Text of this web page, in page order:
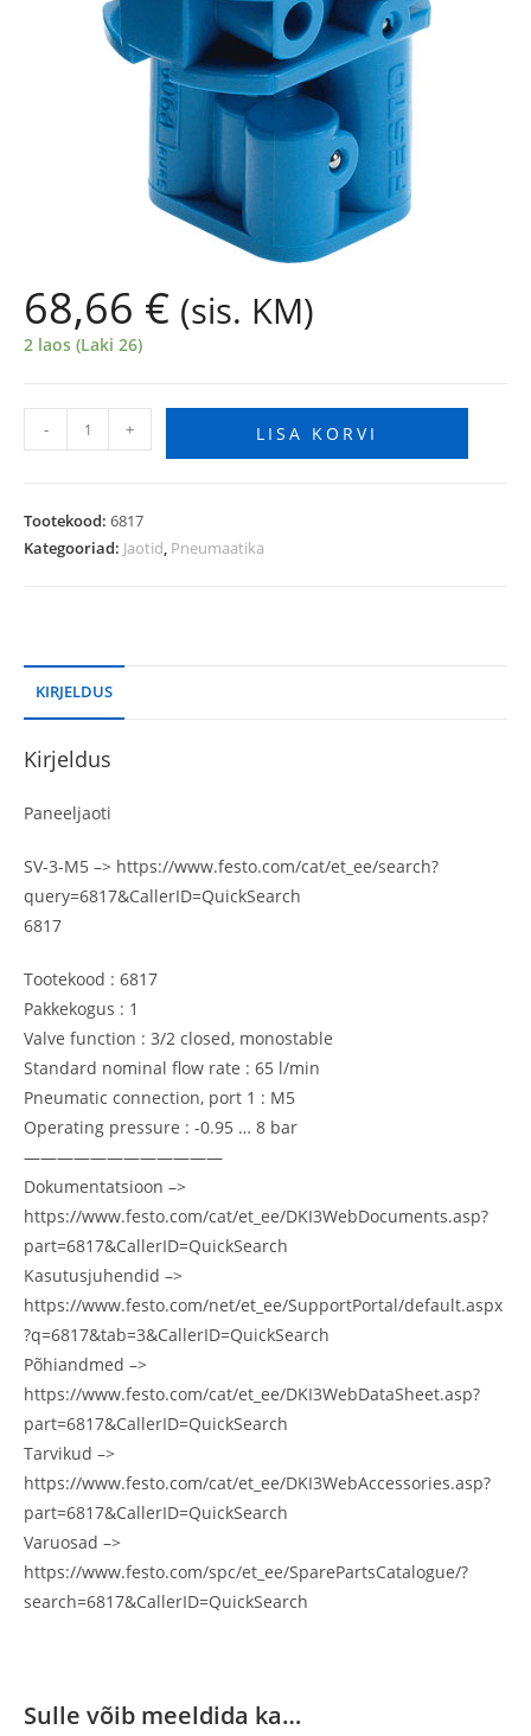
68,66 € (sis. KM)
2 laos (Laki 26)
- + LISA KORVI
Tootekood: 6817
Kategooriad: Jaotid, Pneumaatika
KIRJELDUS
Kirjeldus
Paneeljaoti
SV-3-M5 –> https://www.festo.com/cat/et_ee/search?
query=6817&CallerID=QuickSearch
6817
Tootekood : 6817
Pakkekogus : 1
Valve function : 3/2 closed, monostable
Standard nominal flow rate : 65 l/min
Pneumatic connection, port 1 : M5
Operating pressure : -0.95 … 8 bar
————————————
Dokumentatsioon –>
https://www.festo.com/cat/et_ee/DKI3WebDocuments.asp?
part=6817&CallerID=QuickSearch
Kasutusjuhendid –>
https://www.festo.com/net/et_ee/SupportPortal/default.aspx
?q=6817&tab=3&CallerID=QuickSearch
Põhiandmed –>
https://www.festo.com/cat/et_ee/DKI3WebDataSheet.asp?
part=6817&CallerID=QuickSearch
Tarvikud –>
https://www.festo.com/cat/et_ee/DKI3WebAccessories.asp?
part=6817&CallerID=QuickSearch
Varuosad –>
https://www.festo.com/spc/et_ee/SparePartsCatalogue/?
search=6817&CallerID=QuickSearch
Sulle võib meeldida ka…